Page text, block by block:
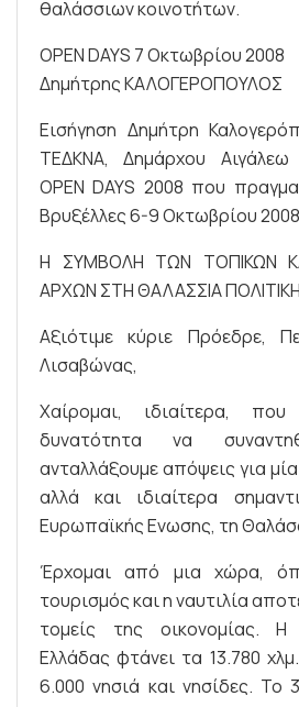
θαλάσσιων κοινοτήτων.
OPEN DAYS 7 Οκτωβρίου 2008
Δημήτρης ΚΑΛΟΓΕΡΟΠΟΥΛΟΣ
Εισήγηση Δημήτρη
ΤΕΔΚΝΑ, Δημάρχου Αιγάλεω
OPEN DAYS 2008 που
Βρυξέλλες 6-9 Οκτωβρίου 2008
Η ΣΥΜΒΟΛΗ ΤΩΝ ΤΟΠΙΚΩΝ
ΑΡΧΩΝ ΣΤΗ ΘΑΛΑΣΣΙΑ ΠΟΛΙΤΙΚΗ
Αξιότιμε κύριε Πρόεδρε,
Λισαβώνας,
Χαίρομαι, ιδιαίτερα,
δυνατότητα να
ανταλλάξουμε απόψεις για
αλλά και ιδιαίτερα
Ευρωπαϊκής Ενωσης, τη
Έρχομαι από μια χώρα,
τουρισμός και η ναυτιλία
τομείς της οικονομίας.
Ελλάδας φτάνει τα 13.780
6.000 νησιά και νησίδες. Το